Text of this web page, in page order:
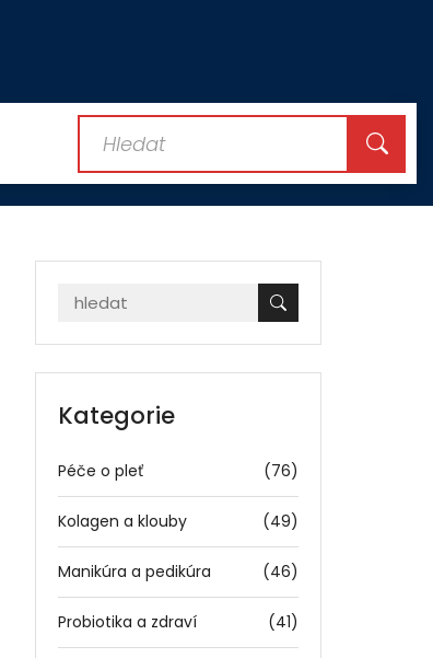
Kategorie
Péče o pleť (76)
Kolagen a klouby (49)
Manikúra a pedikúra (46)
Probiotika a zdraví (41)